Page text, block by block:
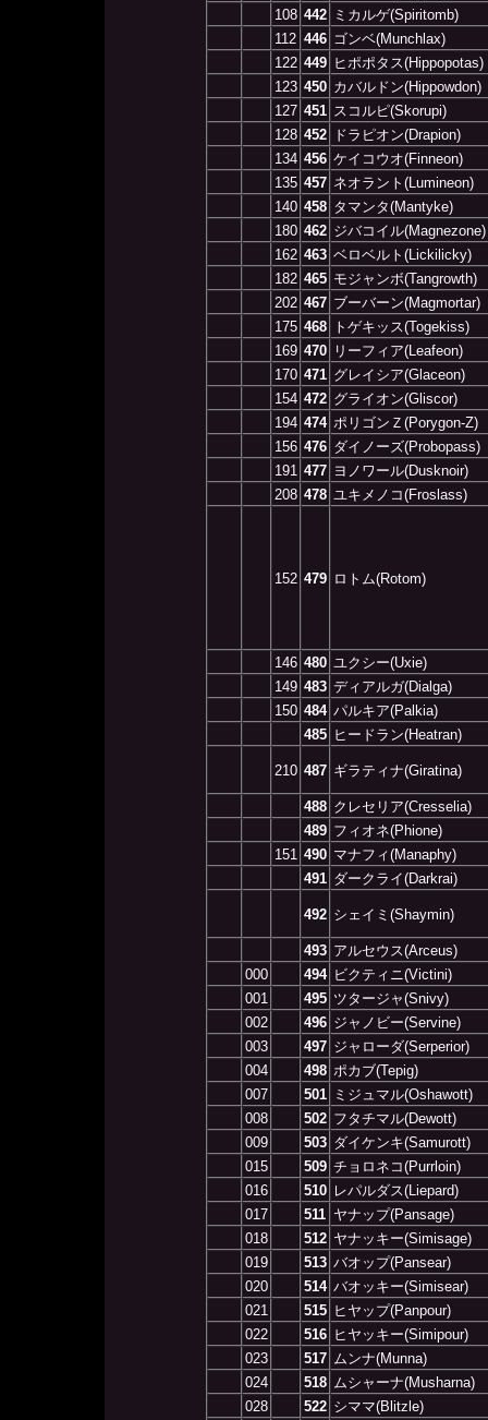
108 442
ミカルゲ(Spiritomb)
112 446 ゴンベ(Munchlax)
122 449 ヒポポタス(Hippopotas)
123 450 カバルドン(Hippowdon)
127 451 スコルピ(Skorupi)
128 452
ドラピオン(Drapion)
134 456 ケイコウオ(Finneon)
135 457 ネオラント(Lumineon)
140 458 タマンタ(Mantyke)
180 462 ジバコイル(Magnezone)
162 463 ベロベルト(Lickilicky)
182 465 モジャンボ(Tangrowth)
202 467 ブーバーン(Magmortar)
175 468
トゲキッス(Togekiss)
169 470
リーフィア(Leafeon)
170 471 グレイシア(Glaceon)
154 472 グライオン(Gliscor)
194 474 ポリゴンＺ(Porygon-Z)
156 476 ダイノーズ(Probopass)
191 477 ヨノワール(Dusknoir)
208 478 ユキメノコ(Froslass)
152 479 ロトム(Rotom)
146 480 ユクシー(Uxie)
149 483 ディアルガ(Dialga)
150 484 パルキア(Palkia)
485 ヒードラン(Heatran)
210 487 ギラティナ(Giratina)
488 クレセリア(Cresselia)
489 フィオネ(Phione)
151 490 マナフィ(Manaphy)
491 ダークライ(Darkrai)
492 シェイミ(Shaymin)
493 アルセウス(Arceus)
000
494 ビクティニ(Victini)
001
495 ツタージャ(Snivy)
002
496 ジャノビー(Servine)
003
497 ジャローダ(Serperior)
004
498 ポカブ(Tepig)
007
501
ミジュマル(Oshawott)
008
502 フタチマル(Dewott)
009
503 ダイケンキ(Samurott)
015
509 チョロネコ(Purrloin)
016
510 レパルダス(Liepard)
017
511 ヤナップ(Pansage)
018
512 ヤナッキー(Simisage)
019
513 バオップ(Pansear)
020
514 バオッキー(Simisear)
021
515 ヒヤップ(Panpour)
022
516 ヒヤッキー(Simipour)
023
517 ムンナ(Munna)
024
518 ムシャーナ(Musharna)
028
522 シママ(Blitzle)